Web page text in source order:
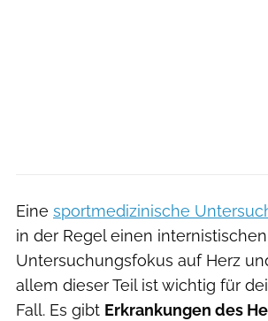
Eine sportmedizinische
in der Regel einen
Untersuchungsfokus auf Herz
allem dieser Teil ist wichtig für
Fall. Es gibt Erkrankungen des